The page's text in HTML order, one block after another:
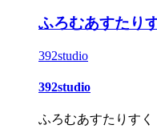
ふろむあすたり
392studio
392studio
ふろむあすたりすく